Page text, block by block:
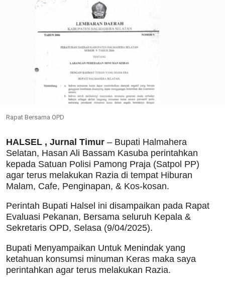
Rapat Bersama OPD
HALSEL , Jurnal Timur – Bupati Halmahera
Selatan, Hasan Ali Bassam Kasuba perintahkan
kepada Satuan Polisi Pamong Praja (Satpol PP)
agar terus melakukan Razia di tempat Hiburan
Malam, Cafe, Penginapan, & Kos-kosan.
Perintah Bupati Halsel ini disampaikan pada Rapat
Evaluasi Pekanan, Bersama seluruh Kepala &
Sekretaris OPD, Selasa (9/04/2025).
Bupati Menyampaikan Untuk Menindak yang
ketahuan konsumsi minuman Keras maka saya
perintahkan agar terus melakukan Razia.